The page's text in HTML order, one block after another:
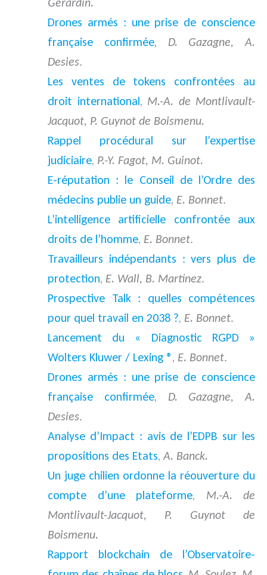
Drones armés : une prise de conscience
française confirmée, D. Gazagne, A.
Desies.
Les ventes de tokens confrontées au
droit international, M.-A. de Montlivault-
Jacquot, P. Guynot de Boismenu.
Rappel procédural sur l’expertise
judiciaire, P.-Y. Fagot, M. Guinot.
E-réputation : le Conseil de l’Ordre des
médecins publie un guide, E. Bonnet.
L’intelligence artificielle confrontée aux
droits de l’homme, E. Bonnet.
Travailleurs indépendants : vers plus de
protection, E. Wall, B. Martinez.
Prospective Talk : quelles compétences
pour quel travail en 2038 ?, E. Bonnet.
Lancement du « Diagnostic RGPD »
Wolters Kluwer / Lexing ®, E. Bonnet.
Drones armés : une prise de conscience
française confirmée, D. Gazagne, A.
Desies.
Analyse d’Impact : avis de l’EDPB sur les
propositions des Etats,A. Banck.
Un juge chilien ordonne la réouverture du
compte d’une plateforme, M.-A. de
Montlivault-Jacquot, P. Guynot de
Boismenu.
Rapport blockchain de l’Observatoire-